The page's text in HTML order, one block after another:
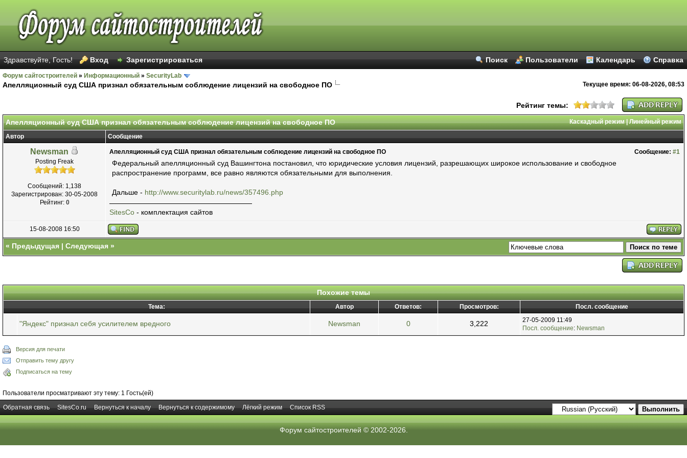
Поиск Пользователи Календарь Справка
Здравствуйте, Гость! Вход Зарегистрироваться
Форум сайтостроителей » Информационный » SecurityLab
Апелляционный суд США признал обязательным соблюдение лицензий на свободное ПО Текущее время: 06-08-2026, 08:53
Рейтинг темы:
Каскадный режим|Линейный режим
Апелляционный суд США признал обязательным соблюдение лицензий на свободное ПО
Автор Сообщение
Newsman
Posting Freak
Сообщений: 1,138
Зарегистрирован: 30-05-2008
Рейтинг: 0
Сообщение: #1
Апелляционный суд США признал обязательным соблюдение лицензий на свободное ПО
Федеральный апелляционный суд Вашингтона постановил, что юридические условия лицензий, разрешающих широкое использование и свободное
распространение программ, все равно являются обязательными для выполнения.
Дальше - http://www.securitylab.ru/news/357496.php
SitesCo - комплектация сайтов
15-08-2008 16:50
« Предыдущая | Следующая »
Похожие темы
Тема: Автор Ответов: Просмотров: Посл. сообщение
"Яндекс" признал себя усилителем вредного Newsman 0 3,222
27-05-2009 11:49
Посл. сообщение: Newsman
Версия для печати
Отправить тему другу
Подписаться на тему
Пользователи просматривают эту тему: 1 Гость(ей)
Обратная связь
SitesCo.ru Вернуться к началу Вернуться к содержимому Лёгкий режим Список RSS
Форум сайтостроителей © 2002-2026.